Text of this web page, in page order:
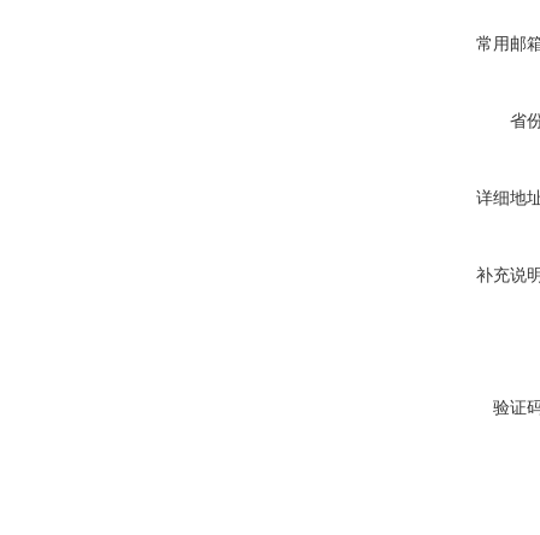
常用邮
省
详细地
补充说
验证